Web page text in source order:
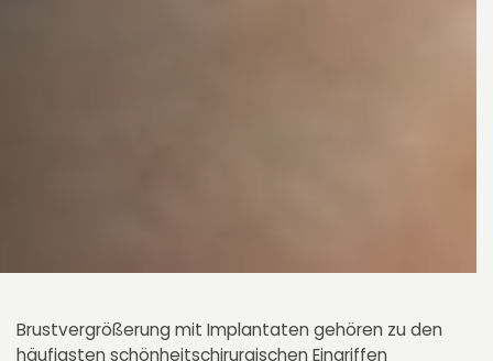
Brustvergrößerung mit Implantaten gehören zu den
häufigsten schönheitschirurgischen Eingriffen